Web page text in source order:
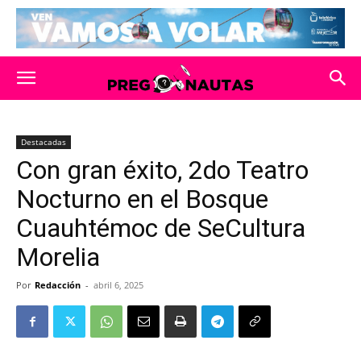
Destacadas
Con gran éxito, 2do Teatro
Nocturno en el Bosque
Cuauhtémoc de SeCultura
Morelia
Por Redacción - abril 6, 2025